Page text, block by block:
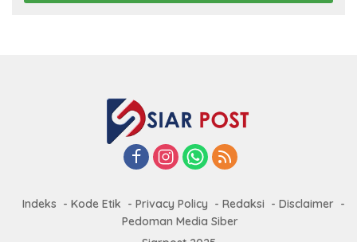
Indeks Kode Etik Privacy Policy Redaksi
Disclaimer
Pedoman Media Siber